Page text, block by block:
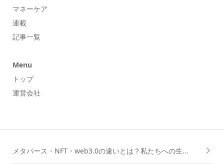
マネーケア
連載
記事一覧
Menu
トップ
運営会社
メタバース・NFT・web3.0の違いとは？私たちへの生...